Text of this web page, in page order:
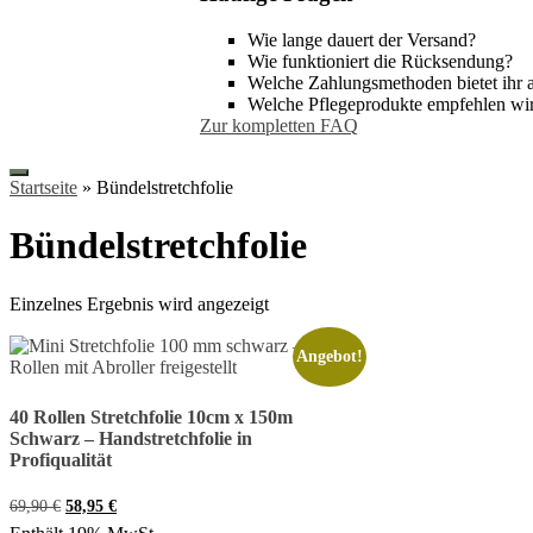
Wie lange dauert der Versand?
Wie funktioniert die Rücksendung?
Welche Zahlungsmethoden bietet ihr
Welche Pflegeprodukte empfehlen
Zur kompletten FAQ
Startseite » Bündelstretchfolie
Bündelstretchfolie
Einzelnes Ergebnis wird angezeigt
Angebot!
40 Rollen Stretchfolie 10cm x 150m
Schwarz – Handstretchfolie in
Profiqualität
69,90€ Ursprünglicher
Preis
58,95 €Aktueller
Preis